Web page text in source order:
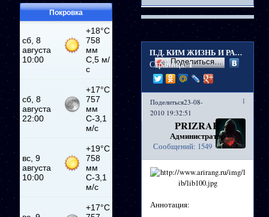
Покровка
П.Д. КИМ ЖИЗНЬ И РАБОТА ПОД ГРИФОМ «СЕКРЕТНО»
Поделиться…
Страница:1
Поделиться 1
23-08-
2010 19:32:51
PRIZRAK
Администратор
Сообщений: 1549
Аннотация: